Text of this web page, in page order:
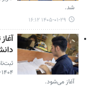
شد.
۱۴۰۵-۰۱-۲۹ ۱۶:۱۲
آغاز می‌شود.